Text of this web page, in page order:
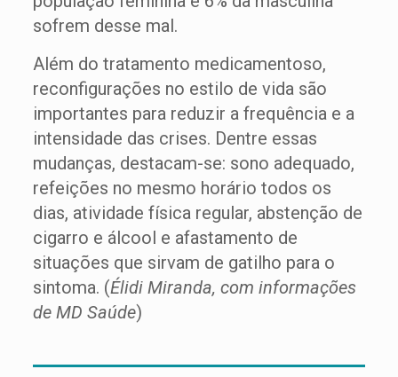
sofrem desse mal.
Além do tratamento medicamentoso,
reconfigurações no estilo de vida são
importantes para reduzir a frequência e a
intensidade das crises. Dentre essas
mudanças, destacam-se: sono adequado,
refeições no mesmo horário todos os
dias, atividade física regular, abstenção de
cigarro e álcool e afastamento de
situações que sirvam de gatilho para o
sintoma. (Élidi Miranda, com informações
de MD Saúde)